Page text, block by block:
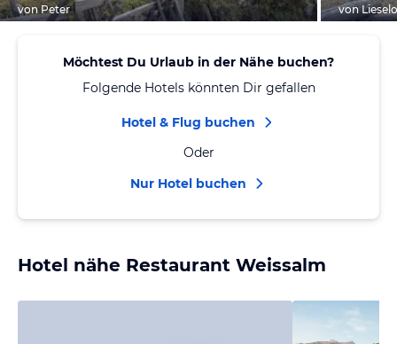
von Peter von
Möchtest Du Urlaub in der Nähe buchen?
Folgende Hotels könnten Dir gefallen
Hotel & Flug buchen
Oder
Nur Hotel buchen
Hotel nähe Restaurant Weissalm